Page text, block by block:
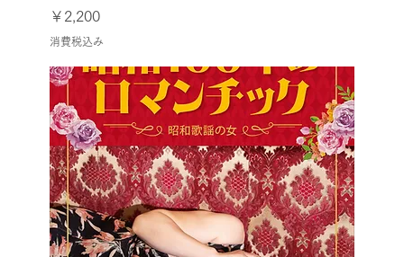
価格
￥2,200
消費税込み